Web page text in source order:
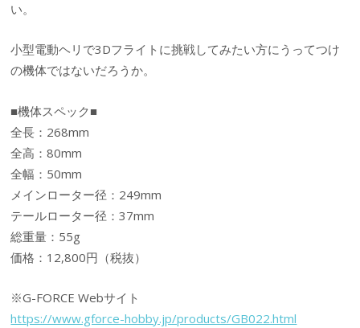
い。
小型電動ヘリで3Dフライトに挑戦してみたい方にうってつけ
の機体ではないだろうか。
■機体スペック■
全長：268mm
全高：80mm
全幅：50mm
メインローター径：249mm
テールローター径：37mm
総重量：55g
価格：12,800円（税抜）
※G-FORCE Webサイト
https://www.gforce-hobby.jp/products/GB022.html